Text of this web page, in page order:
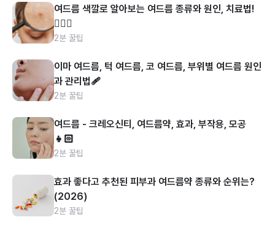
여드름 색깔로 알아보는 여드름 종류와 원인, 치료법!
👩🏻‍⚕️
2분 꿀팁
이마 여드름, 턱 여드름, 코 여드름, 부위별 여드름 원인
과 관리법🩹
2분 꿀팁
여드름 - 크레오신티, 여드름약, 효과, 부작용, 모공
👧🏻
2분 꿀팁
효과 좋다고 추천된 피부과 여드름약 종류와 순위는?
(2026)
2분 꿀팁